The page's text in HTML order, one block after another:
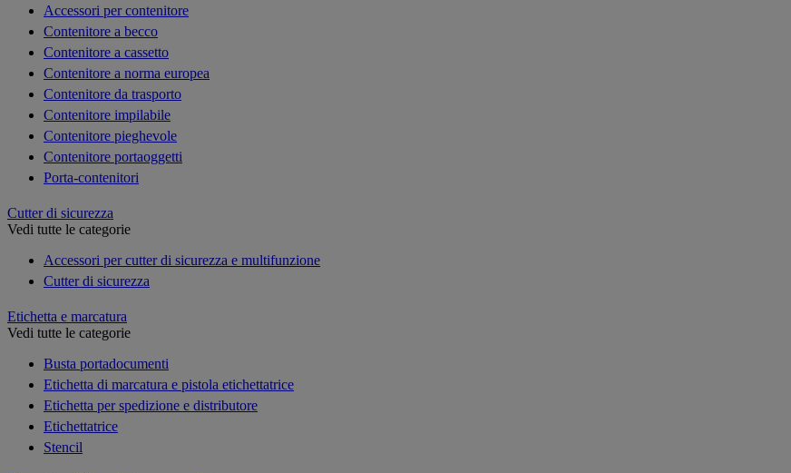
Accessori per contenitore
Contenitore a becco
Contenitore a cassetto
Contenitore a norma europea
Contenitore da trasporto
Contenitore impilabile
Contenitore pieghevole
Contenitore portaoggetti
Porta-contenitori
Cutter di sicurezza
Vedi tutte le categorie
Accessori per cutter di sicurezza e multifunzione
Cutter di sicurezza
Etichetta e marcatura
Vedi tutte le categorie
Busta portadocumenti
Etichetta di marcatura e pistola etichettatrice
Etichetta per spedizione e distributore
Etichettatrice
Stencil